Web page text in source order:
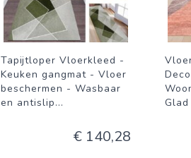
Tapijtloper Vloerkleed -
Keuken gangmat - Vloer
beschermen - Wasbaar
en antislip...
€ 140,28